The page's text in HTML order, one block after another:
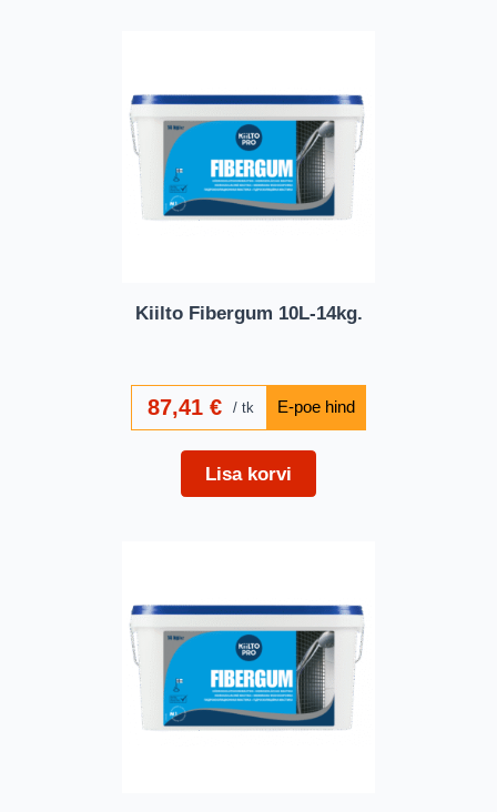
Kiilto Fibergum 10L-14kg.
87,41 € tk
Lisa korvi